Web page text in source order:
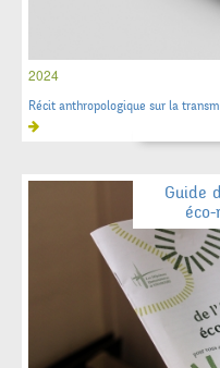
2024
Récit anthropologique sur la
Guide